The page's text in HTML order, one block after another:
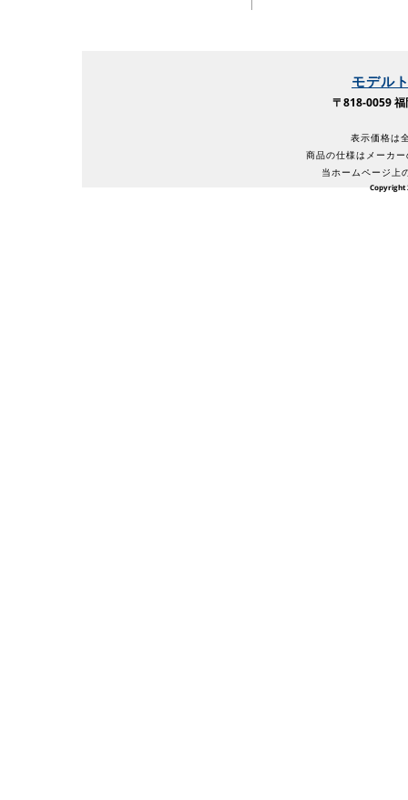
モデル
〒818-0059
表示価格は
商品の仕様はメーカ
当ホームページ上
Copyright